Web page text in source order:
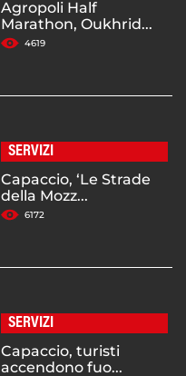
Agropoli Half
Marathon, Oukhrid...
4619
SERVIZI
Capaccio, ‘Le Strade
della Mozz...
6172
SERVIZI
Capaccio, turisti
accendono fuo...